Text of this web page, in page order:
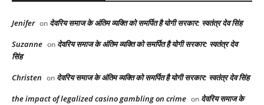
Jenifer on देवरिय समाज के अंतिम व्यक्ति को समर्पित है योगी सरकार: स्वतंत्र देव सिंह
Suzanne on देवरिय समाज के अंतिम व्यक्ति को समर्पित है योगी सरकार: स्वतंत्र देव
सिंह
Christen on देवरिय समाज के अंतिम व्यक्ति को समर्पित है योगी सरकार: स्वतंत्र देव सिंह
the impact of legalized casino gambling on crime on देवरिय समाज के